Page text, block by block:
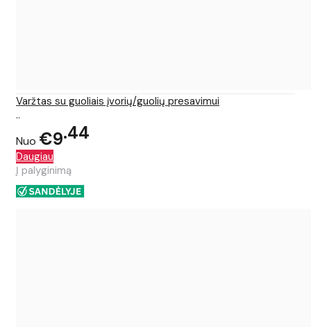
Varžtas su guoliais įvorių/guolių presavimui
..
Nuo €9 44
Daugiau
Į palyginimą